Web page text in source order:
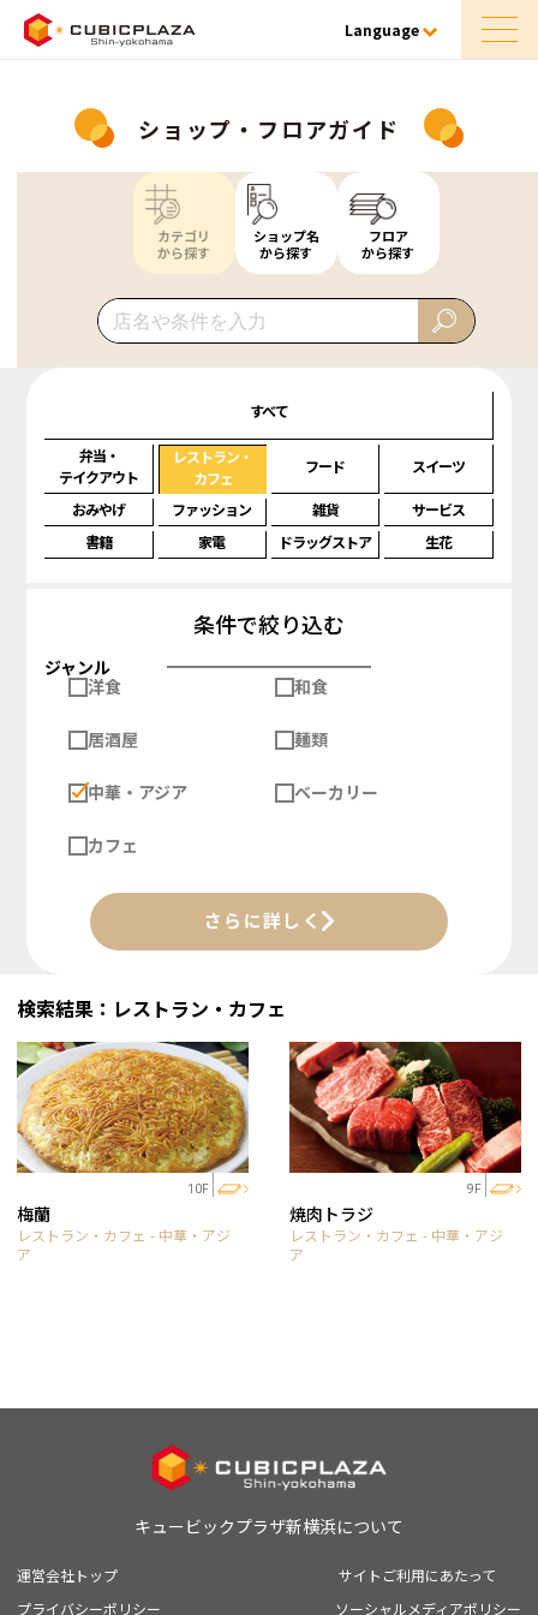
Language
ショップ・フロアガイド
カテゴリ
から探す
ショップ名
から探す
フロア
から探す
すべて
弁当・
テイクアウト
レストラン・
カフェ
フード スイーツ
おみやげ ファッション 雑貨
サービス
書籍
家電 ドラッグストア 生花
条件で絞り込む
ジャンル
洋食
和食
居酒屋 麺類
中華・アジア ベーカリー
カフェ
さらに詳しく
検索結果：レストラン・カフェ
10F
梅蘭
レストラン・カフェ - 中華・アジ
ア
9F
焼肉トラジ
レストラン・カフェ - 中華・アジ
ア
キュービックプラザ新横浜について
運営会社トップ
サイトご利用にあたって
プライバシーポリシー
ソーシャルメディアポリシー